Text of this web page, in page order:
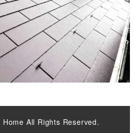
All Rights Reserved.